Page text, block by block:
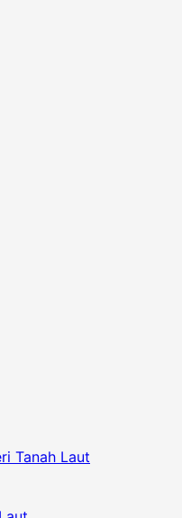
Tanah Laut